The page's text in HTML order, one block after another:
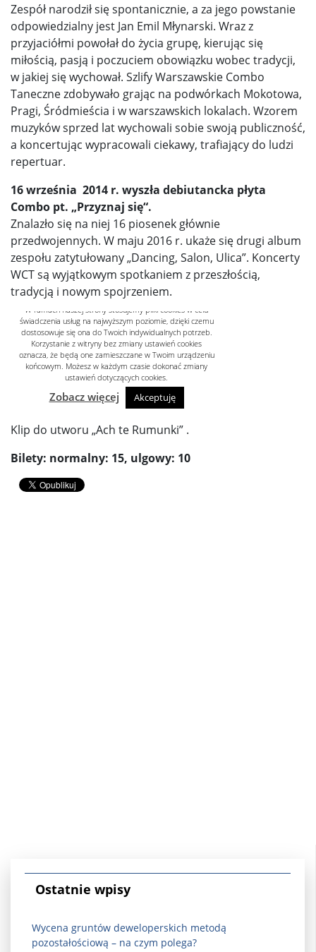
Zespół narodził się spontanicznie, a za jego powstanie
odpowiedzialny jest Jan Emil Młynarski. Wraz z
przyjaciółmi powołał do życia grupę, kierując się
miłością, pasją i poczuciem obowiązku wobec tradycji,
w jakiej się wychował. Szlify Warszawskie Combo
Taneczne zdobywało grając na podwórkach Mokotowa,
Pragi, Śródmieścia i w warszawskich lokalach. Wzorem
muzyków sprzed lat wychowali sobie swoją publiczność,
a koncertując wypracowali ciekawy, trafiający do ludzi
repertuar.
16 września 2014 r. wyszła debiutancka płyta
Combo pt. „Przyznaj się“.
Znalazło się na niej 16 piosenek głównie
przedwojennych. W maju 2016 r. ukaże się drugi album
zespołu zatytułowany „Dancing, Salon, Ulica”. Koncerty
WCT są wyjątkowym spotkaniem z przeszłością,
tradycją i nowym spojrzeniem.
Klip do utworu „Ach te Rumunki” .
Bilety: normalny: 15, ulgowy: 10
Ostatnie wpisy
Wycena gruntów deweloperskich metodą
pozostałościową – na czym polega?